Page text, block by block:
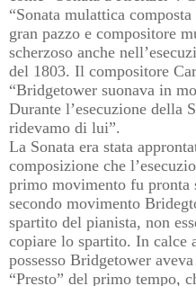
“Sonata mulattica
gran pazzo e compositore
scherzoso anche
del 1803. Il compositore
“Bridgetower suonava in
Durante l’esecuzione della
ridevamo di lui”.
La Sonata era stata
composizione che
primo movimento fu
secondo movimento
spartito del pianista, non
copiare lo spartito. In calce
possesso Bridgetower
“Presto” del primo tempo,